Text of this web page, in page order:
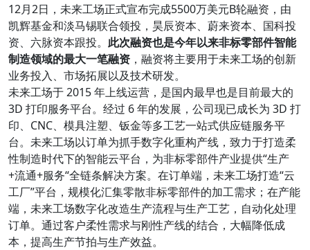
12月2日，未来工场正式宣布完成5500万美元B轮融资，由
凯辉基金和淡马锡联合领投，昊辰资本、蔚来资本、国科投
资、六脉资本跟投。 此次融资也是今年以来非标零部件智能
制造领域的最大一笔融资 ，融资将主要用于未来工场的创新
业务投入、市场拓展以及技术研发。
未来⼯场于 2015 年上线运营，是国内最早也是目前最⼤的
3D 打印服务平台。经过 6 年的发展，公司现已成长为 3D 打
印、CNC、模具注塑、钣⾦等多⼯艺⼀站式供应链服务平
台。未来⼯场以订单为抓⼿数字化重构产线，致⼒于打造柔
性制造时代下的智能云平台，为非标零部件产业提供“⽣产
+流通+服务“全链条解决⽅案。在订单端，未来⼯场打造“云
⼯厂”平台，规模化汇集零散非标零部件的加⼯需求；在产能
端，未来⼯场数字化改造⽣产流程与⽣产⼯艺，自动化处理
订单。通过客户柔性需求与刚性产线的结合，⼤幅降低成
本，提⾼⽣产节拍与⽣产效益。